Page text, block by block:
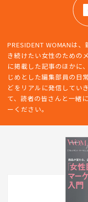
PRESIDENT WOMANは
き続けたい女性のための
に掲載した記事のほかに
じめとした編集部員の日
どをリアルに発信してい
て、読者の皆さんと一緒
ーください。